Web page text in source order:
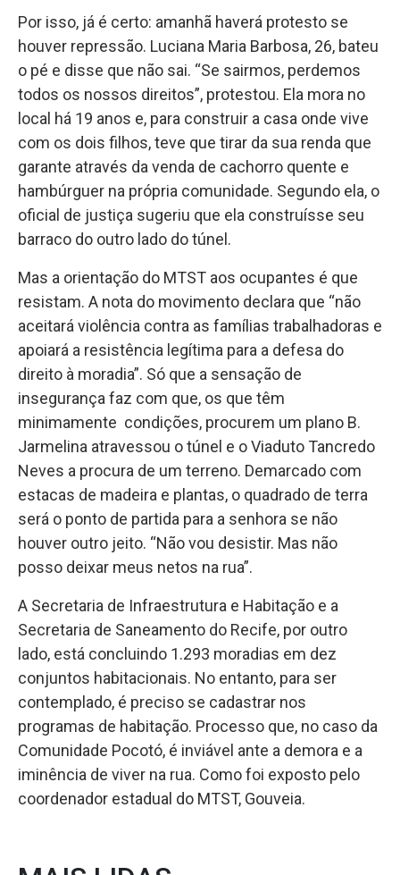
Por isso, já é certo: amanhã haverá protesto se
houver repressão. Luciana Maria Barbosa, 26, bateu
o pé e disse que não sai. “Se sairmos, perdemos
todos os nossos direitos”, protestou. Ela mora no
local há 19 anos e, para construir a casa onde vive
com os dois filhos, teve que tirar da sua renda que
garante através da venda de cachorro quente e
hambúrguer na própria comunidade. Segundo ela, o
oficial de justiça sugeriu que ela construísse seu
barraco do outro lado do túnel.
Mas a orientação do MTST aos ocupantes é que
resistam. A nota do movimento declara que “não
aceitará violência contra as famílias trabalhadoras e
apoiará a resistência legítima para a defesa do
direito à moradia”. Só que a sensação de
insegurança faz com que, os que têm
minimamente condições, procurem um plano B.
Jarmelina atravessou o túnel e o Viaduto Tancredo
Neves a procura de um terreno. Demarcado com
estacas de madeira e plantas, o quadrado de terra
será o ponto de partida para a senhora se não
houver outro jeito. “Não vou desistir. Mas não
posso deixar meus netos na rua”.
A Secretaria de Infraestrutura e Habitação e a
Secretaria de Saneamento do Recife, por outro
lado, está concluindo 1.293 moradias em dez
conjuntos habitacionais. No entanto, para ser
contemplado, é preciso se cadastrar nos
programas de habitação. Processo que, no caso da
Comunidade Pocotó, é inviável ante a demora e a
iminência de viver na rua. Como foi exposto pelo
coordenador estadual do MTST, Gouveia.